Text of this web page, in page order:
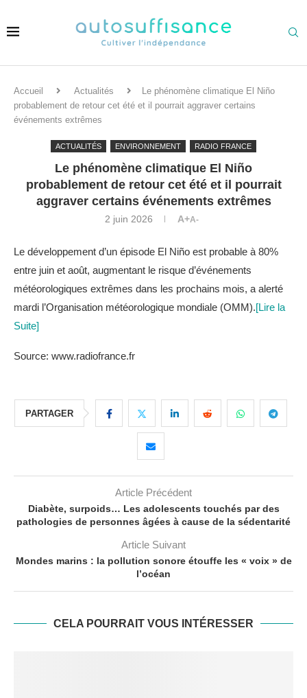
Accueil Actualités
Le phénomène climatique El Niño
probablement de retour cet été et il pourrait aggraver certains
événements extrêmes
ACTUALITÉS ENVIRONNEMENT RADIO FRANCE
Le phénomène climatique El Niño
probablement de retour cet été et il pourrait
aggraver certains événements extrêmes
2 juin 2026 A+A-
Le développement d’un épisode El Niño est probable à 80%
entre juin et août, augmentant le risque d’événements
météorologiques extrêmes dans les prochains mois, a alerté
mardi l’Organisation météorologique mondiale (OMM).[Lire la
Suite]
Source: www.radiofrance.fr
PARTAGER
Article Précédent
Diabète, surpoids… Les adolescents touchés par des
pathologies de personnes âgées à cause de la sédentarité
Article Suivant
Mondes marins : la pollution sonore étouffe les « voix » de
l’océan
CELA POURRAIT VOUS INTÉRESSER